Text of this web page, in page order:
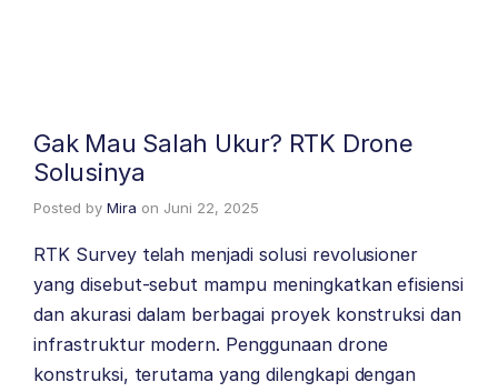
Gak Mau Salah Ukur? RTK Drone
Solusinya
Posted by Mira on Juni 22, 2025
RTK Survey telah menjadi solusi revolusioner
yang disebut-sebut mampu meningkatkan efisiensi
dan akurasi dalam berbagai proyek konstruksi dan
infrastruktur modern. Penggunaan drone
konstruksi, terutama yang dilengkapi dengan